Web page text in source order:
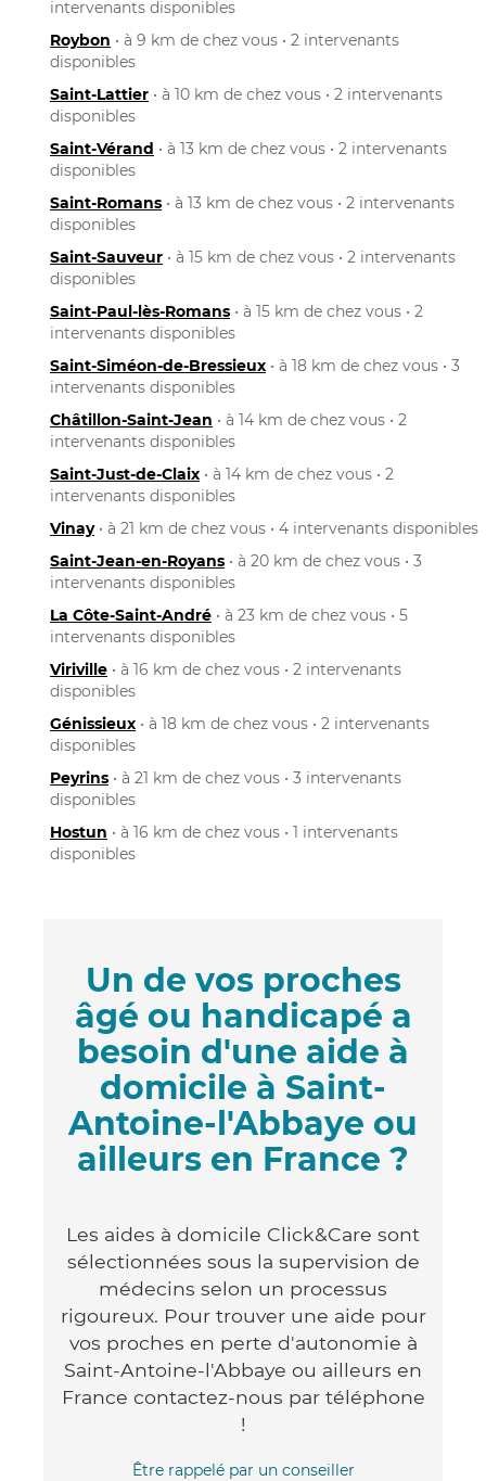
intervenants disponibles
Roybon • à 9 km de chez vous • 2 intervenants
disponibles
Saint-Lattier • à 10 km de chez vous • 2 intervenants
disponibles
Saint-Vérand • à 13 km de chez vous • 2 intervenants
disponibles
Saint-Romans • à 13 km de chez vous • 2 intervenants
disponibles
Saint-Sauveur • à 15 km de chez vous • 2 intervenants
disponibles
Saint-Paul-lès-Romans • à 15 km de chez vous • 2
intervenants disponibles
Saint-Siméon-de-Bressieux • à 18 km de chez vous • 3
intervenants disponibles
Châtillon-Saint-Jean • à 14 km de chez vous • 2
intervenants disponibles
Saint-Just-de-Claix • à 14 km de chez vous • 2
intervenants disponibles
Vinay• à 21 km de chez vous • 4 intervenants disponibles
Saint-Jean-en-Royans • à 20 km de chez vous • 3
intervenants disponibles
La Côte-Saint-André • à 23 km de chez vous • 5
intervenants disponibles
Viriville • à 16 km de chez vous • 2 intervenants
disponibles
Génissieux • à 18 km de chez vous • 2 intervenants
disponibles
Peyrins • à 21 km de chez vous • 3 intervenants
disponibles
Hostun • à 16 km de chez vous • 1 intervenants
disponibles
Un de vos proches
âgé ou handicapé a
besoin d'une aide à
domicile à Saint-
Antoine-l'Abbaye ou
ailleurs en France ?
Les aides à domicile Click&Care sont
sélectionnées sous la supervision de
médecins selon un processus
rigoureux. Pour trouver une aide pour
vos proches en perte d'autonomie à
Saint-Antoine-l'Abbaye ou ailleurs en
France contactez-nous par téléphone
!
Être rappelé par un conseiller